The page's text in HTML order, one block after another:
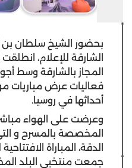
بحضور الشيخ سلطان
الشارقة للإعلام،
المجاز بالشارقة وسط
فعاليات عرض مباريات
أحداثها في روسيا.
وعرضت على الهواء
المخصصة بالمسرح و
جمعت منتخبي البلد